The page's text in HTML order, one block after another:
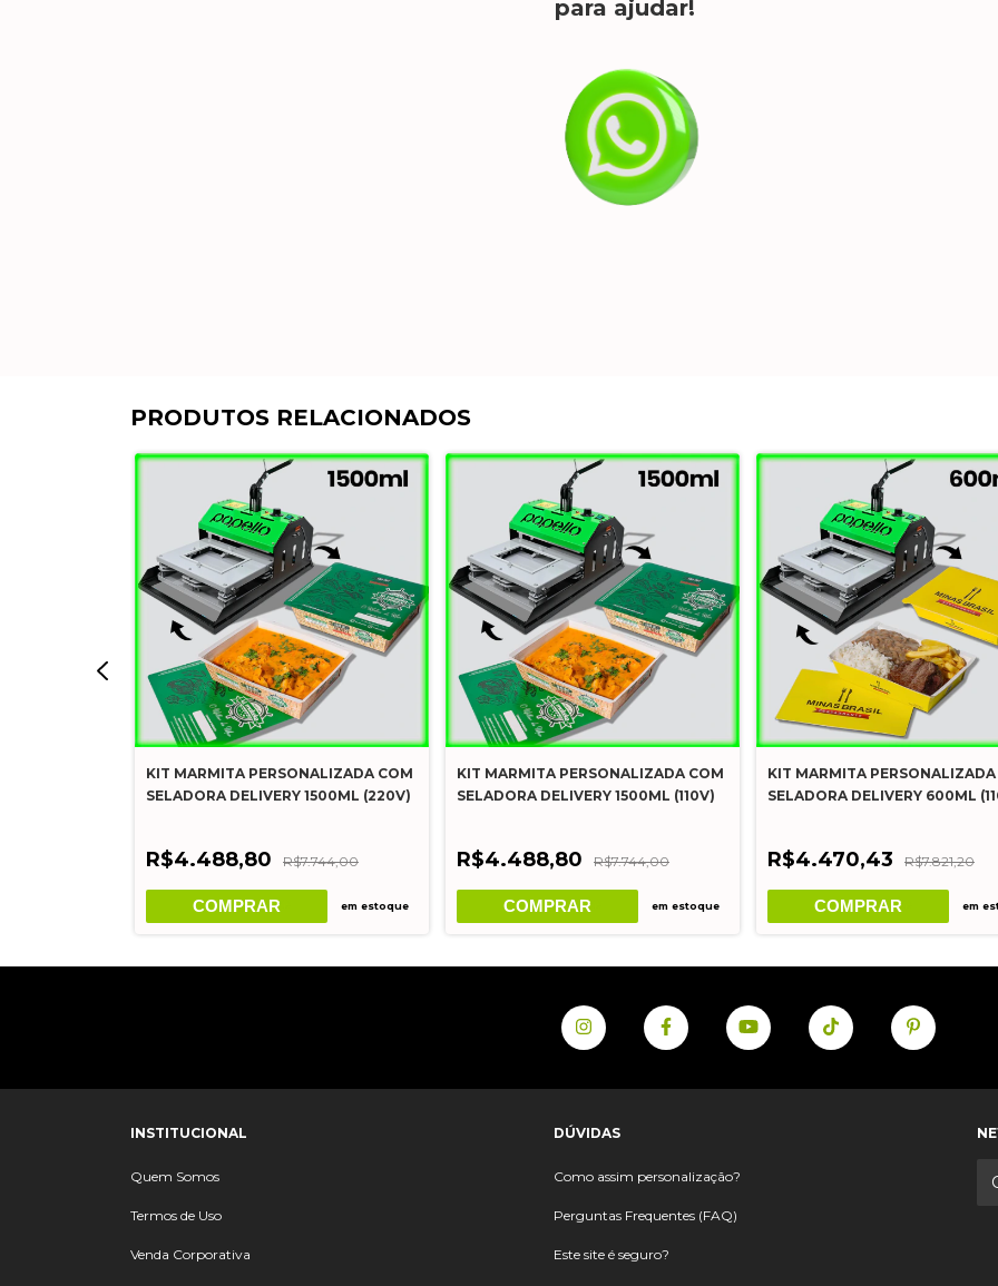
para ajudar!
PRODUTOS RELACIONADOS
KIT MARMITA PERSONALIZADA COM
SELADORA DELIVERY 1500ML (220V)
R$4.488,80 R$7.744,00
COMPRAR em estoque
KIT MARMITA PERSONALIZADA COM
SELADORA DELIVERY 1500ML (110V)
R$4.488,80 R$7.744,00
COMPRAR em estoque
KIT MARMITA
SELADORA DELIVERY 600ML
R$4.470,43 R$7.821,20
COMPRAR em
INSTITUCIONAL
Quem Somos
Termos de Uso
Venda Corporativa
DÚVIDAS
Como assim personalização?
Perguntas Frequentes (FAQ)
Este site é seguro?